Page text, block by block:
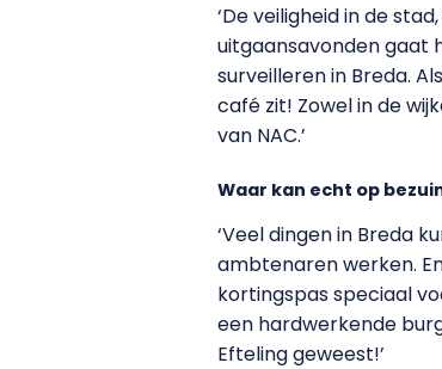
‘De veiligheid in de
uitgaansavonden gaat
surveilleren in Breda.
café zit! Zowel in de
van NAC.’
Waar kan echt op
‘Veel dingen in Breda
ambtenaren werken.
kortingspas speciaal
een hardwerkende
Efteling geweest!’